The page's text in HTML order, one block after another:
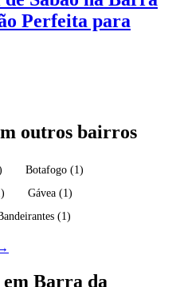
Perfeita para
outros bairros
Botafogo (1)
Gávea (1)
(1)
Barra da